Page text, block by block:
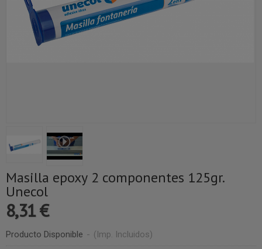
Masilla epoxy 2 componentes 125gr.
Unecol
8,31 €
Producto Disponible - (Imp. Incluidos)